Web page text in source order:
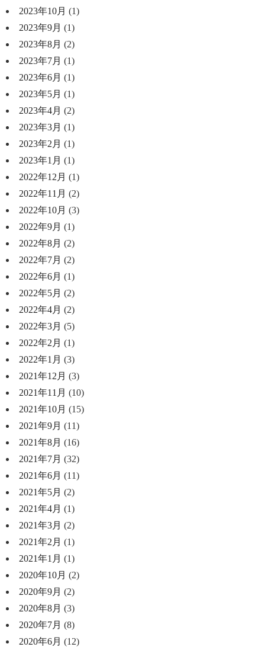
2023年10月 (1)
2023年9月 (1)
2023年8月 (2)
2023年7月 (1)
2023年6月 (1)
2023年5月 (1)
2023年4月 (2)
2023年3月 (1)
2023年2月 (1)
2023年1月 (1)
2022年12月 (1)
2022年11月 (2)
2022年10月 (3)
2022年9月 (1)
2022年8月 (2)
2022年7月 (2)
2022年6月 (1)
2022年5月 (2)
2022年4月 (2)
2022年3月 (5)
2022年2月 (1)
2022年1月 (3)
2021年12月 (3)
2021年11月 (10)
2021年10月 (15)
2021年9月 (11)
2021年8月 (16)
2021年7月 (32)
2021年6月 (11)
2021年5月 (2)
2021年4月 (1)
2021年3月 (2)
2021年2月 (1)
2021年1月 (1)
2020年10月 (2)
2020年9月 (2)
2020年8月 (3)
2020年7月 (8)
2020年6月 (12)